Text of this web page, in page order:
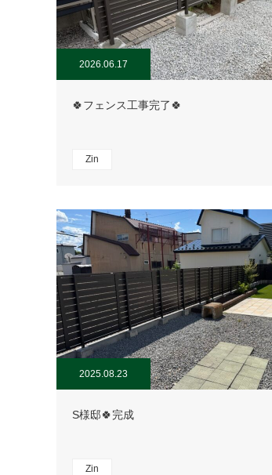
2026.06.17
🍀フェンス工事完了🍀
Zin
2025.08.23
S様邸🍀完成
Zin